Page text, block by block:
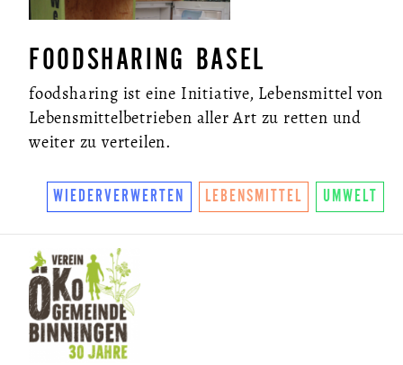
FOODSHARING BASEL
foodsharing ist eine Initiative, Lebensmittel von
Lebensmittelbetrieben aller Art zu retten und
weiter zu verteilen.
WIEDERVERWERTEN LEBENSMITTEL UMWELT